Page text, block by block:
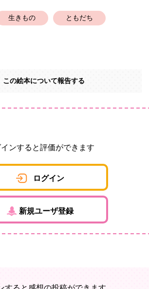
生きもの ともだち
この絵本について報告する
インすると評価ができます
ログイン
新規ユーザ登録